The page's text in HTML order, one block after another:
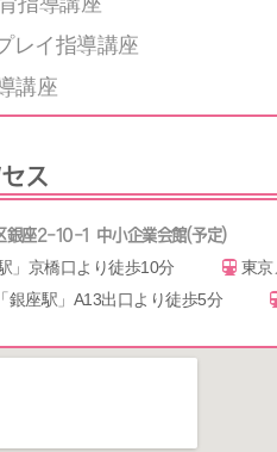
レイ指導講座
講座
ス
銀座2-10-1 中小企業会館(予定)
」京橋口より徒歩10分
東京
銀座駅」A13出口より徒歩5分